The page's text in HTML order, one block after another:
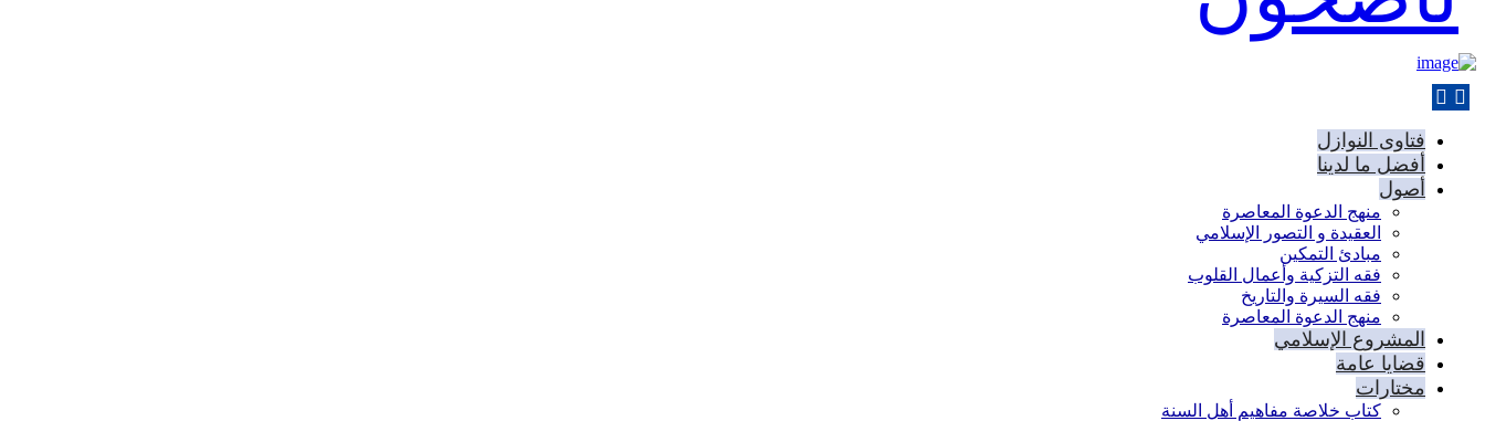
فتاوى النوازل
أفضل ما لدينا
أصول
منهج الدعوة المعاصرة
العقيدة و التصور الإسلامي
مبادئ التمكين
فقه التزكية وأعمال القلوب
فقه السيرة والتاريخ
منهج الدعوة المعاصرة
المشروع الإسلامي
قضايا عامة
مختارات
كتاب خلاصة مفاهيم أهل السنة